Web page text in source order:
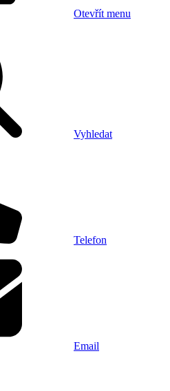
Otevřít menu
Vyhledat
Telefon
Email